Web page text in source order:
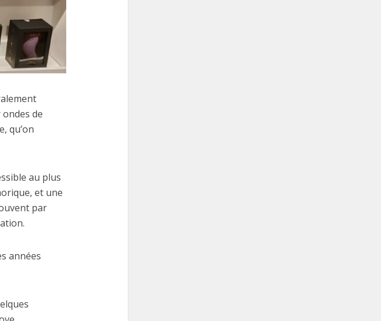
de
qu’on
au plus
et une
par
années